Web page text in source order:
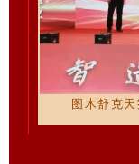
图木舒克